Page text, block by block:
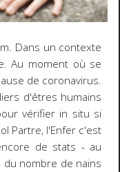
Dans un contexte
Au moment où se
de coronavirus.
d'êtres humains
vérifier in situ si
Partre, l'Enfer c'est
de stats - au
nombre de nains